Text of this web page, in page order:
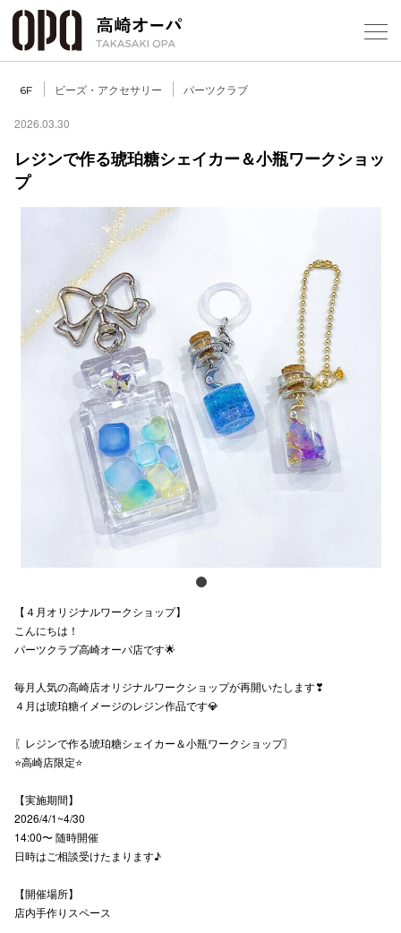
6F ビーズ・アクセサリー パーツクラブ
2026.03.30
レジンで作る琥珀糖シェイカー＆小瓶ワークショッ
プ
【４月オリジナルワークショップ】
こんにちは！
パーツクラブ高崎オーパ店です🌟
毎月人気の高崎店オリジナルワークショップが再開いたします❣
４月は琥珀糖イメージのレジン作品です💎
〖レジンで作る琥珀糖シェイカー＆小瓶ワークショップ〗
⭐高崎店限定⭐
【実施期間】
2026/4/1~4/30
14:00〜 随時開催
日時はご相談受けたまります♪
【開催場所】
店内手作りスペース
フロア
公式SNS
企業情報